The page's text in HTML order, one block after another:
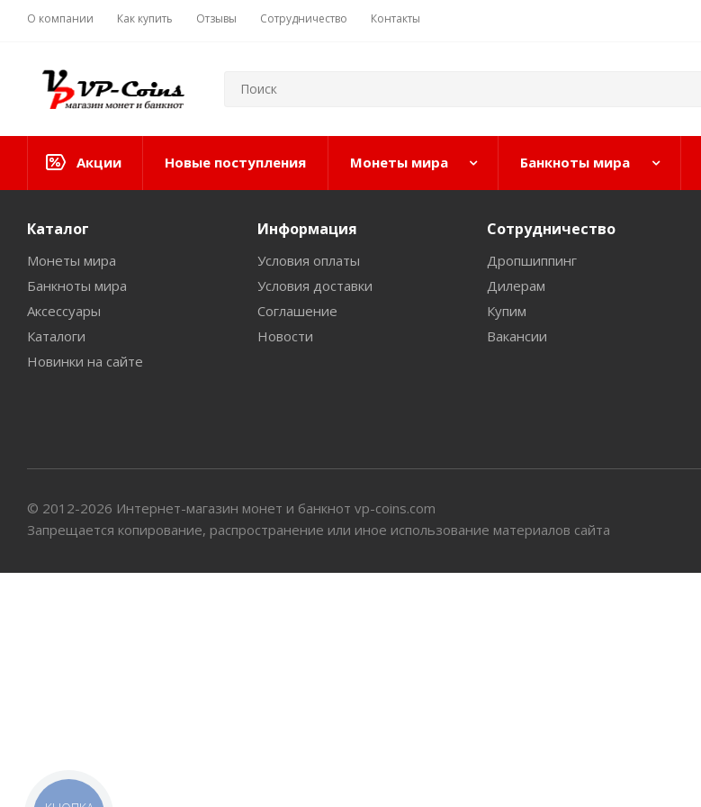
О компании Как купить Отзывы Сотрудничество Контакты
Акции Новые поступления Монеты мира Банкноты мира
Каталог
Монеты мира
Банкноты мира
Аксессуары
Каталоги
Новинки на сайте
Информация
Условия оплаты
Условия доставки
Соглашение
Новости
Сотрудничество
Дропшиппинг
Дилерам
Купим
Вакансии
© 2012-2026 Интернет-магазин монет и банкнот vp-coins.com
Запрещается копирование, распространение или иное использование материалов сайта